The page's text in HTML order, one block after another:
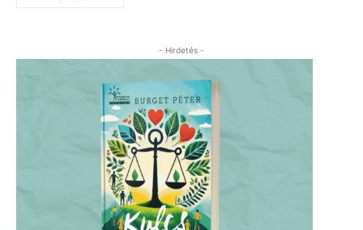
- Hirdetés -